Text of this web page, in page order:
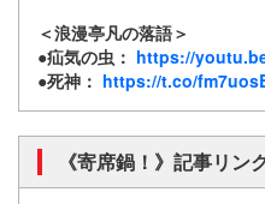
＜浪漫亭凡の落語＞
●疝気の虫： https://
●死神： https://t.co/
《寄席鍋！》記事リン